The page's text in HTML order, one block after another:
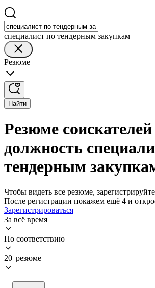
специалист по тендерным закупкам
Резюме
Найти
Резюме
должность
тендерным
Чтобы видеть все резюме,
После регистрации покажем ещё 4 и
Зарегистрироваться
За всё время
По соответствию
20 резюме